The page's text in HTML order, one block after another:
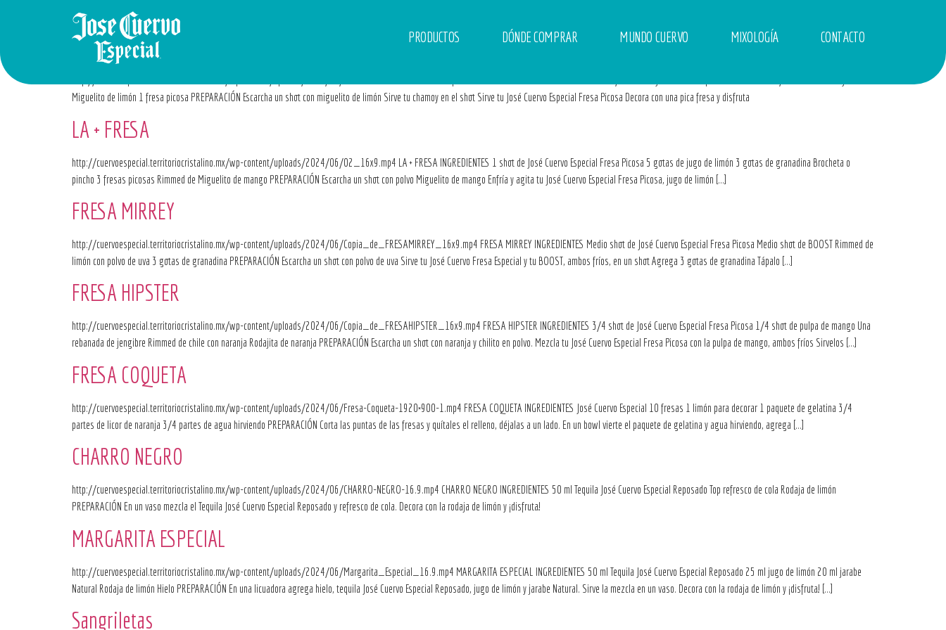
PRODUCTOS DÓNDE COMPRAR MUNDO CUERVO MIXOLOGÍA CONTACTO
LA FRESA REGGAETONERA
Miguelito de limón 1 fresa picosa PREPARACIÓN Escarcha un shot con miguelito de limón Sirve tu chamoy en el shot Sirve tu José Cuervo Especial Fresa Picosa Decora con una pica fresa y disfruta
LA + FRESA
http://cuervoespecial.territoriocristalino.mx/wp-content/uploads/2024/06/02_16x9.mp4 LA + FRESA INGREDIENTES 1 shot de José Cuervo Especial Fresa Picosa 5 gotas de jugo de limón 3 gotas de granadina Brocheta o
pincho 3 fresas picosas Rimmed de Miguelito de mango PREPARACIÓN Escarcha un shot con polvo Miguelito de mango Enfría y agita tu José Cuervo Especial Fresa Picosa, jugo de limón […]
FRESA MIRREY
http://cuervoespecial.territoriocristalino.mx/wp-content/uploads/2024/06/Copia_de_FRESAMIRREY_16x9.mp4 FRESA MIRREY INGREDIENTES Medio shot de José Cuervo Especial Fresa Picosa Medio shot de BOOST Rimmed de
limón con polvo de uva 3 gotas de granadina PREPARACIÓN Escarcha un shot con polvo de uva Sirve tu José Cuervo Fresa Especial y tu BOOST, ambos fríos, en un shot Agrega 3 gotas de granadina Tápalo […]
FRESA HIPSTER
http://cuervoespecial.territoriocristalino.mx/wp-content/uploads/2024/06/Copia_de_FRESAHIPSTER_16x9.mp4 FRESA HIPSTER INGREDIENTES 3/4 shot de José Cuervo Especial Fresa Picosa 1/4 shot de pulpa de mango Una
rebanada de jengibre Rimmed de chile con naranja Rodajita de naranja PREPARACIÓN Escarcha un shot con naranja y chilito en polvo. Mezcla tu José Cuervo Especial Fresa Picosa con la pulpa de mango, ambos fríos Sirvelos […]
FRESA COQUETA
http://cuervoespecial.territoriocristalino.mx/wp-content/uploads/2024/06/Fresa-Coqueta-1920×900-1.mp4 FRESA COQUETA INGREDIENTES José Cuervo Especial 10 fresas 1 limón para decorar 1 paquete de gelatina 3/4
partes de licor de naranja 3/4 partes de agua hirviendo PREPARACIÓN Corta las puntas de las fresas y quítales el relleno, déjalas a un lado. En un bowl vierte el paquete de gelatina y agua hirviendo, agrega […]
CHARRO NEGRO
http://cuervoespecial.territoriocristalino.mx/wp-content/uploads/2024/06/CHARRO-NEGRO-16.9.mp4 CHARRO NEGRO INGREDIENTES 50 ml Tequila José Cuervo Especial Reposado Top refresco de cola Rodaja de limón
PREPARACIÓN En un vaso mezcla el Tequila José Cuervo Especial Reposado y refresco de cola. Decora con la rodaja de limón y ¡disfruta!
MARGARITA ESPECIAL
http://cuervoespecial.territoriocristalino.mx/wp-content/uploads/2024/06/Margarita_Especial_16.9.mp4 MARGARITA ESPECIAL INGREDIENTES 50 ml Tequila José Cuervo Especial Reposado 25 ml jugo de limón 20 ml jarabe
Natural Rodaja de limón Hielo PREPARACIÓN En una licuadora agrega hielo, tequila José Cuervo Especial Reposado, jugo de limón y jarabe Natural. Sirve la mezcla en un vaso. Decora con la rodaja de limón y ¡disfruta! […]
Sangriletas